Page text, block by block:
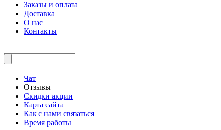
Заказы и оплата
Доставка
О нас
Контакты
Чат
Отзывы
Скидки акции
Карта сайта
Как с нами связаться
Время работы